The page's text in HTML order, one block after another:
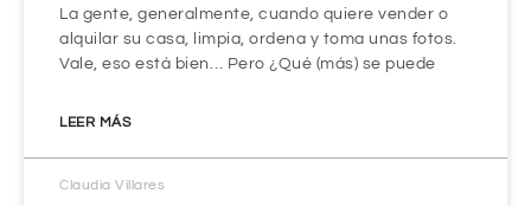
La gente, generalmente, cuando quiere vender o
alquilar su casa, limpia, ordena y toma unas fotos.
Vale, eso está bien… Pero ¿Qué (más) se puede
LEER MÁS
Claudia Villares